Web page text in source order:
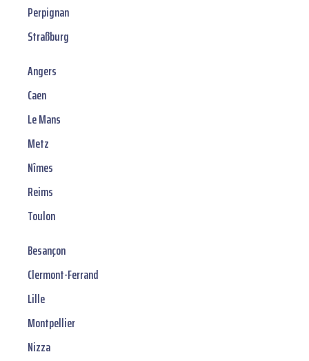
Perpignan
Straßburg
Angers
Caen
Le Mans
Metz
Nîmes
Reims
Toulon
Besançon
Clermont-Ferrand
Lille
Montpellier
Nizza